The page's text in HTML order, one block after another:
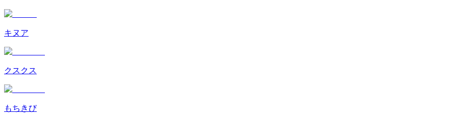
キヌア
クスクス
もちきび